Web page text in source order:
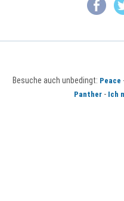
Besuche auch unbedingt: Peace
Panther- Ich